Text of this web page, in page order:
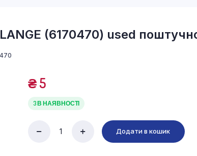
(6170470) used
₴5
3 В НАЯВНОСТІ
Додати в кошик